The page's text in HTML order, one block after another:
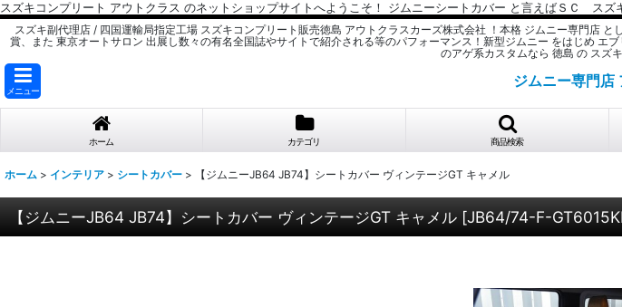
スズキコンプリート アウトクラス のネットショップサイトへようこそ！ ジムニーシートカバー と言えばＳＣ スズ
スズキ副代理店 / 四国運輸局指定工場 スズキコンプリート販売徳島 アウトクラスカーズ株式会社 ！本格 ジムニー専門店
賞、また 東京オートサロン 出展し数々の有名全国誌やサイトで紹介される等のパフォーマンス！新型ジムニー をはじ
のアゲ系カスタムなら 徳島 の スズ
メニュー
ジムニー専門店
ホーム カテゴリ 商品検索
ホーム > インテリア > シートカバー > 【ジムニーJB64 JB74】シートカバー ヴィンテージGT キャメル
【ジムニーJB64 JB74】シートカバー ヴィンテージGT キャメル [JB64/74-F-